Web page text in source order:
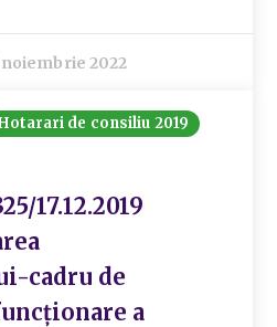
noiembrie 2022
de consiliu 2019
17.12.2019
cadru de
a